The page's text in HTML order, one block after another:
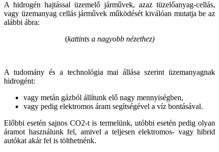
A hidrogén hajtással üzemelő járművek, azaz tüzelőanyag-cellás,
vagy üzemanyag cellás járművek működését kiválóan mutatja be az
alábbi ábra:
(kattints a nagyobb nézethez)
A tudomány és a technológia mai állása szerint üzemanyagnak
hidrogént:
vagy metán gázból állítunk elő nagy mennyiségben,
vagy pedig elektromos áram segítségével a víz bontásával.
Előbbi esetén sajnos CO2-t is termelünk, utóbbi esetén pedig olyan
áramot használunk fel, amivel a teljesen elektromos- vagy hibrid
autókat akár fel is tölthetnénk.